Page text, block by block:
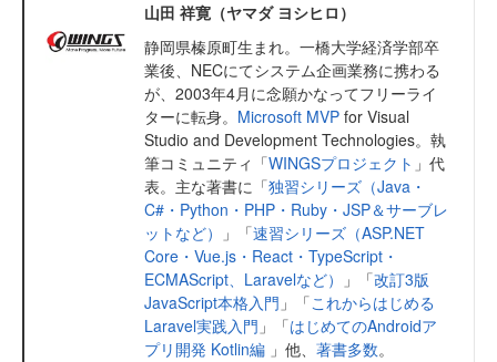
山田 祥寛（ヤマダ ヨシヒロ）
静岡県榛原町生まれ。一橋大学経済学部卒
業後、NECにてシステム企画業務に携わる
が、2003年4月に念願かなってフリーライ
ターに転身。 Microsoft MVP for Visual
Studio and Development Technologies。執
筆コミュニティ「WINGSプロジェクト 」代
表。主な著書に「独習シリーズ（Java・
C#・Python・PHP・Ruby・JSP＆サーブレ
ットなど）
」「速習シリーズ（ASP.NET
Core・Vue.js・React・TypeScript・
ECMAScript、Laravelなど）
」「改訂3版
JavaScript本格入門 」「これからはじめる
Laravel実践入門 」「はじめてのAndroidア
プリ開発 Kotlin編 」他、 著書多数。